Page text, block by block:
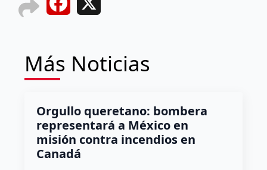
Facebook
Más Noticias
Orgullo queretano: bombera
representará a México en
misión contra incendios en
Canadá